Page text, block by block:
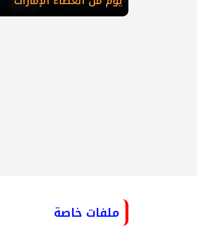
ملفات خاصة